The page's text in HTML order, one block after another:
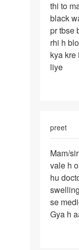
age
30
h
muhko
m.c
nhi
thi to
black
pr tbse
rhi h
kya
liye
preet
Mam/sir
meri
marige
ko
2
sal
Mam/
vale h
hu
se
Gya h